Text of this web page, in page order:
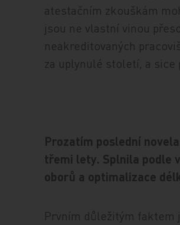
atestačním zkouškám
jsou ne vlastní vinou
neakreditovaných
za uplynulé století, a sice
Prozatím poslední
třemi lety. Splnila podle
oborů a optimalizace
Prvním důležitým faktem